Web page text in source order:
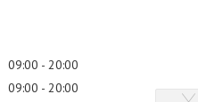
09:00
20:00
09:00
20:00